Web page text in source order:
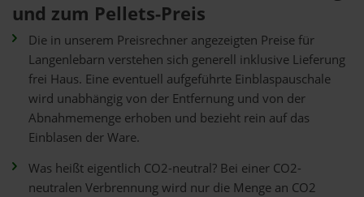
und zum Pellets-Preis
Die in unserem Preisrechner angezeigten Preise für
Langenlebarn verstehen sich generell inklusive Lieferung
frei Haus. Eine eventuell aufgeführte Einblaspauschale
wird unabhängig von der Entfernung und von der
Abnahmemenge erhoben und bezieht rein auf das
Einblasen der Ware.
Was heißt eigentlich CO2-neutral? Bei einer CO2-
neutralen Verbrennung wird nur die Menge an CO2